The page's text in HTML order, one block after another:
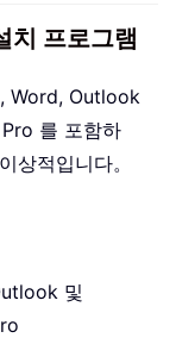
치 프로그램
Word, Outlook
를 포함하
상적입니다。
및